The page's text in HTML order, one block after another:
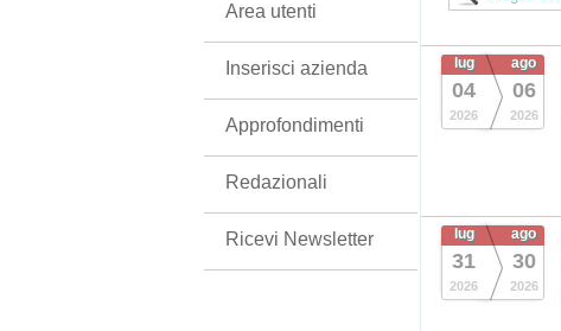
lug
04
2026
ago
06
2026
lug
31
2026
ago
30
2026
Area utenti
Inserisci azienda
Approfondimenti
Redazionali
Ricevi Newsletter